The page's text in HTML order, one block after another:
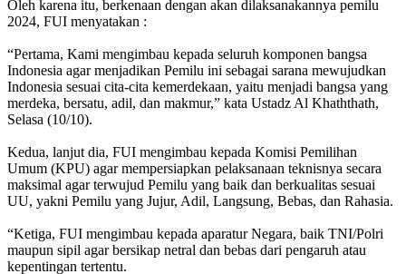
Oleh karena itu, berkenaan dengan akan dilaksanakannya pemilu
2024, FUI menyatakan :
“Pertama, Kami mengimbau kepada seluruh komponen bangsa
Indonesia agar menjadikan Pemilu ini sebagai sarana mewujudkan
Indonesia sesuai cita-cita kemerdekaan, yaitu menjadi bangsa yang
merdeka, bersatu, adil, dan makmur,” kata Ustadz Al Khaththath,
Selasa (10/10).
Kedua, lanjut dia, FUI mengimbau kepada Komisi Pemilihan
Umum (KPU) agar mempersiapkan pelaksanaan teknisnya secara
maksimal agar terwujud Pemilu yang baik dan berkualitas sesuai
UU, yakni Pemilu yang Jujur, Adil, Langsung, Bebas, dan Rahasia.
“Ketiga, FUI mengimbau kepada aparatur Negara, baik TNI/Polri
maupun sipil agar bersikap netral dan bebas dari pengaruh atau
kepentingan tertentu.